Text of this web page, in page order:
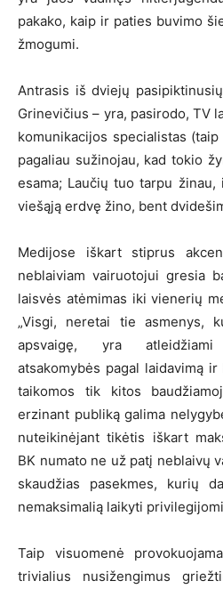
pakako, kaip ir paties buvimo
žmogumi.
Antrasis iš dviejų
Grinevičius – yra, pasirodo, TV
komunikacijos specialistas
pagaliau sužinojau, kad tokio
esama; Laučių tuo tarpu
viešąją erdvę žino, bent
Medijose iškart stiprus
neblaiviam vairuotojui gresia
laisvės atėmimas iki vienerių
„Visgi, neretai tie asmenys,
apsvaigę, yra
atsakomybės pagal laidavimą
taikomos tik kitos
erzinant publiką galima
nuteikinėjant tikėtis iškart
BK numato ne už patį neblaivų
skaudžias pasekmes, kurių
nemaksimalią laikyti
Taip visuomenė
trivialius nusižengimus